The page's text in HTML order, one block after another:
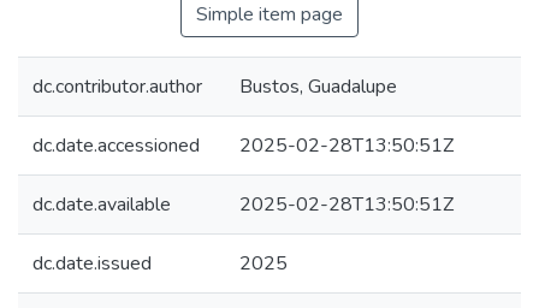
Simple item page
dc.contributor.author Bustos, Guadalupe
dc.date.accessioned 2025-02-28T13:50:51Z
dc.date.available 2025-02-28T13:50:51Z
dc.date.issued 2025